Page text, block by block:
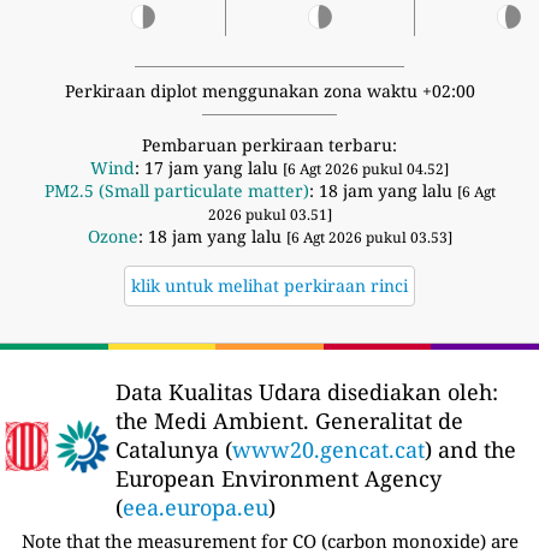
Perkiraan diplot menggunakan zona waktu +02:00
Pembaruan perkiraan terbaru:
Wind: 17 jam yang lalu [6 Agt 2026 pukul 04.52]
PM2.5 (Small particulate matter): 18 jam yang lalu [6 Agt
2026 pukul 03.51]
Ozone: 18 jam yang lalu [6 Agt 2026 pukul 03.53]
klik untuk melihat perkiraan rinci
Data Kualitas Udara disediakan oleh:
the Medi Ambient. Generalitat de
Catalunya (www20.gencat.cat) and the
European Environment Agency
(eea.europa.eu)
Note that the measurement for CO (carbon monoxide) are